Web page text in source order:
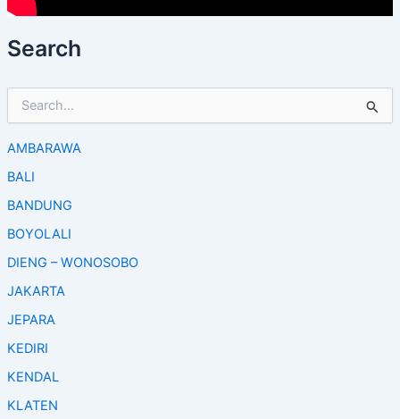
Search
r
h
f
r
:
AMBARAWA
BALI
BANDUNG
BOYOLALI
DIENG – WONOSOBO
JAKARTA
JEPARA
KEDIRI
KENDAL
KLATEN